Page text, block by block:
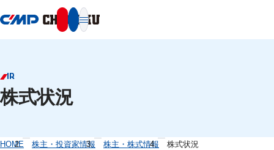
IR
株式状況
HOME 株主・投資家情報 株主・株式情報 株式状況